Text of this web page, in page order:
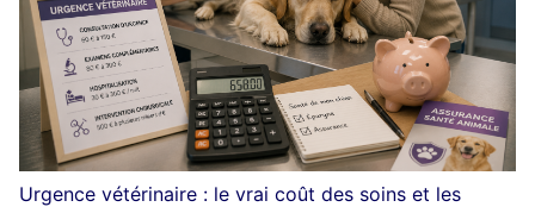
Urgence vétérinaire : le vrai coût des soins et les